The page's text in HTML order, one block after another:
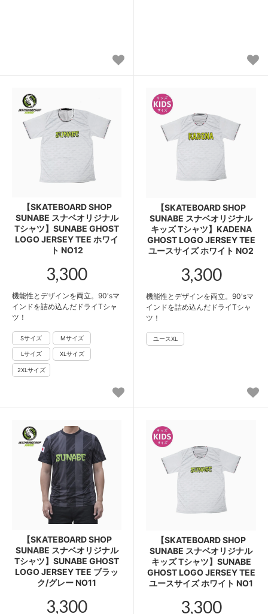
【SKATEBOARD SHOP
SUNABE スナベオリジナル
Tシャツ】SUNABE GHOST
LOGO JERSEY TEE ホワイ
ト NO12
3,300
機能性とデザインを両立。90'sマ
インドを詰め込んだドライTシャ
ツ！
【SKATEBOARD SHOP
SUNABE スナベオリジナル
キッズ Tシャツ】KADENA
GHOST LOGO JERSEY TEE
ユースサイズ ホワイト NO2
3,300
機能性とデザインを両立。90'sマ
インドを詰め込んだドライTシャ
ツ！
【SKATEBOARD SHOP
SUNABE スナベオリジナル
Tシャツ】SUNABE GHOST
LOGO JERSEY TEE ブラッ
ク/グレー NO11
3,300
【SKATEBOARD SHOP
SUNABE スナベオリジナル
キッズ Tシャツ】SUNABE
GHOST LOGO JERSEY TEE
ユースサイズ ホワイト NO1
3,300